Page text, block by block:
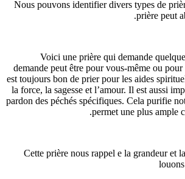
Nous pouvons identifier divers
Voici une prière qui
demande peut être pour vous-
est toujours bon de prier pour les
la force, la sagesse et l’amour. Il
pardon des péchés spécifiques.
permet une
Cette prière nous rappel e la